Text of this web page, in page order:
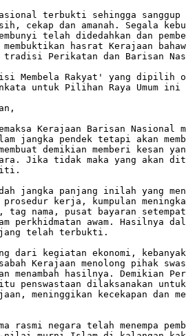
terbukti sehingga sanggup
cekap dan amanah. Segala
telah didedahkan dan
hasrat Kerajaan
tradisi Perikatan dan Barisan
Membela Rakyat' yang dipilih
untuk Pilihan Raya Umum
Kerajaan Barisan Nasional
jangka pendek tetapi akan
demikian memberi kesan
Jika tidak maka yang akan
jangka panjang inilah yang
prosedur kerja, kumpulan
nama, pusat bayaran setempat
awam. Hasilnya
telah terbukti.
dari kegiatan ekonomi,
Kerajaan menolong pihak
menambah hasilnya. Demikian
penswastaan dilaksanakan untuk
meninggikan kecekapan dan
rasmi negara telah menempa